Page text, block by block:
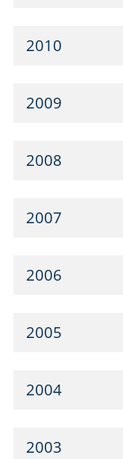
2010
2009
2008
2007
2006
2005
2004
2003